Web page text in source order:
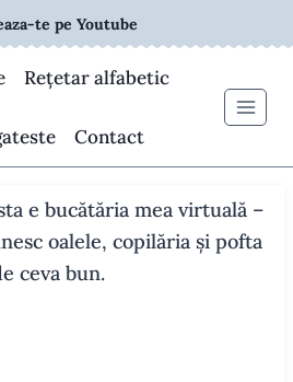
te pe Youtube
Rețetar alfabetic
Contact
e bucătăria mea virtuală –
oalele, copilăria și pofta
ceva bun.